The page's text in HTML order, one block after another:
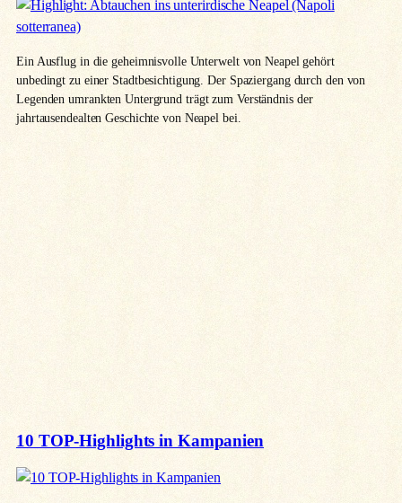
Ein Ausflug in die geheimnisvolle Unterwelt von Neapel gehört
unbedingt zu einer Stadtbesichtigung. Der Spaziergang durch den von
Legenden umrankten Untergrund trägt zum Verständnis der
jahrtausendealten Geschichte von Neapel bei.
10 TOP-Highlights in Kampanien